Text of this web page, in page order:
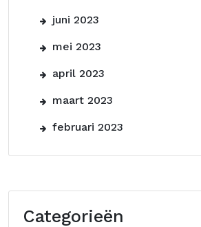
juni 2023
mei 2023
april 2023
maart 2023
februari 2023
Categorieën